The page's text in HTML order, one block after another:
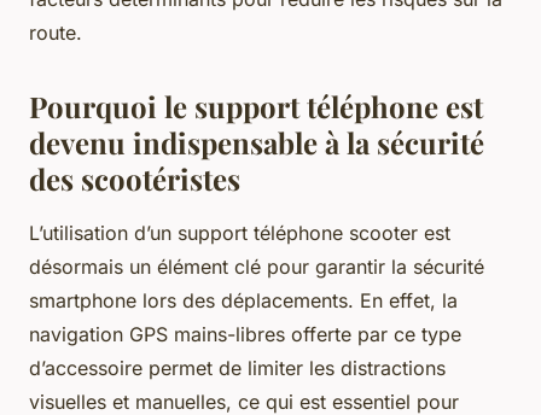
route.
Pourquoi le support téléphone est
devenu indispensable à la sécurité
des scootéristes
L’utilisation d’un support téléphone scooter est
désormais un élément clé pour garantir la sécurité
smartphone lors des déplacements. En effet, la
navigation GPS mains-libres offerte par ce type
d’accessoire permet de limiter les distractions
visuelles et manuelles, ce qui est essentiel pour